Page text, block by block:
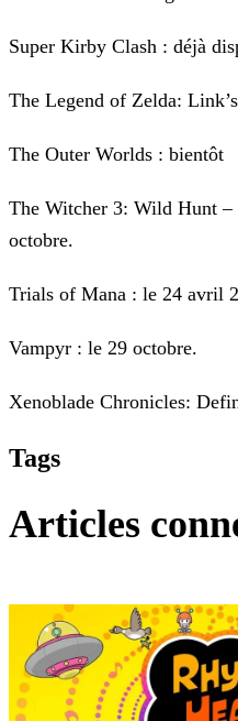
Super Kirby Clash : déjà
The Legend of Zelda:
The Outer Worlds : bientôt
The Witcher 3: Wild Hunt
octobre.
Trials of Mana : le 24 avril
Vampyr : le 29 octobre.
Xenoblade Chronicles:
Tags
Articles